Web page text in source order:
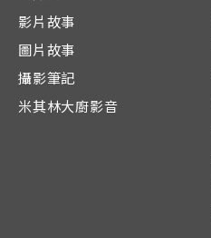
影片故事
圖片故事
攝影筆記
米其林大廚影音